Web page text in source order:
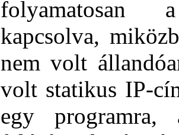
folyamatosan
kapcsolva,
nem volt
volt statikus IP-
egy programra,